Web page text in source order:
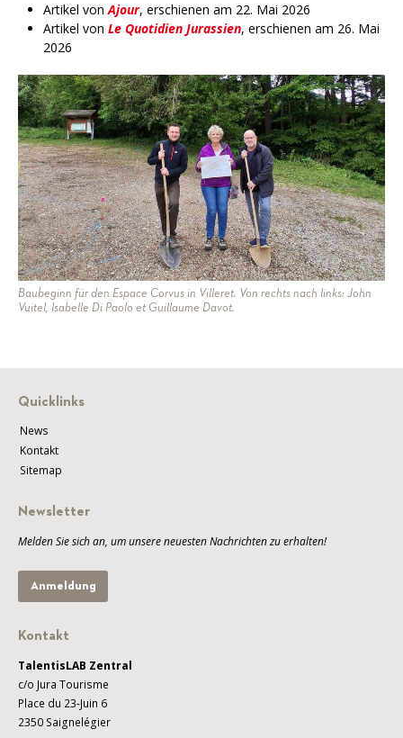
Artikel vonAjour, erschienen am 22. Mai 2026
Artikel von Le Quotidien Jurassien, erschienen am 26. Mai
2026
Baubeginn für den Espace Corvus in Villeret. Von rechts nach links: John
Vuitel, Isabelle Di Paolo et Guillaume Davot.
Quicklinks
News
Kontakt
Sitemap
Newsletter
Melden Sie sich an, um unsere neuesten Nachrichten zu erhalten!
Anmeldung
Kontakt
TalentisLAB Zentral
c/o Jura Tourisme
Place du 23-Juin 6
2350 Saignelégier